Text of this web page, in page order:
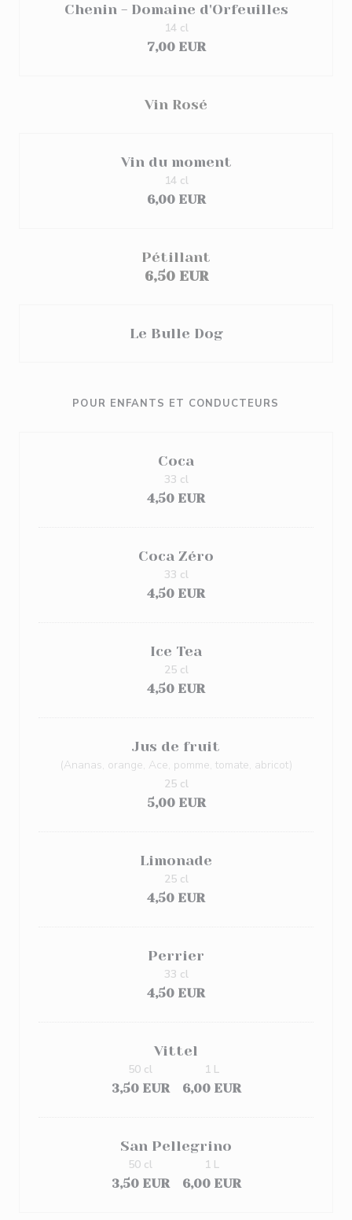
Chenin - Domaine d'Orfeuilles
7,00 EUR
14 cl
Vin Rosé
Vin du moment
6,00 EUR
14 cl
Pétillant
6,50 EUR
Le Bulle Dog
POUR ENFANTS ET CONDUCTEURS
Coca
4,50 EUR
33 cl
Coca Zéro
4,50 EUR
33 cl
Ice Tea
4,50 EUR
25 cl
Jus de fruit
(Ananas, orange, Ace, pomme, tomate, abricot)
5,00 EUR
25 cl
Limonade
4,50 EUR
25 cl
Perrier
4,50 EUR
33 cl
Vittel
3,50 EUR
50 cl
6,00 EUR
1 L
San Pellegrino
3,50 EUR
50 cl
6,00 EUR
1 L